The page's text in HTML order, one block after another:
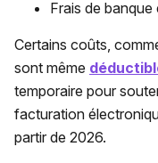
Frais de
Certains coûts,
sont même
temporaire pour
facturation
partir de 2026.